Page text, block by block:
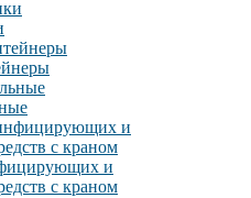
и
с краном